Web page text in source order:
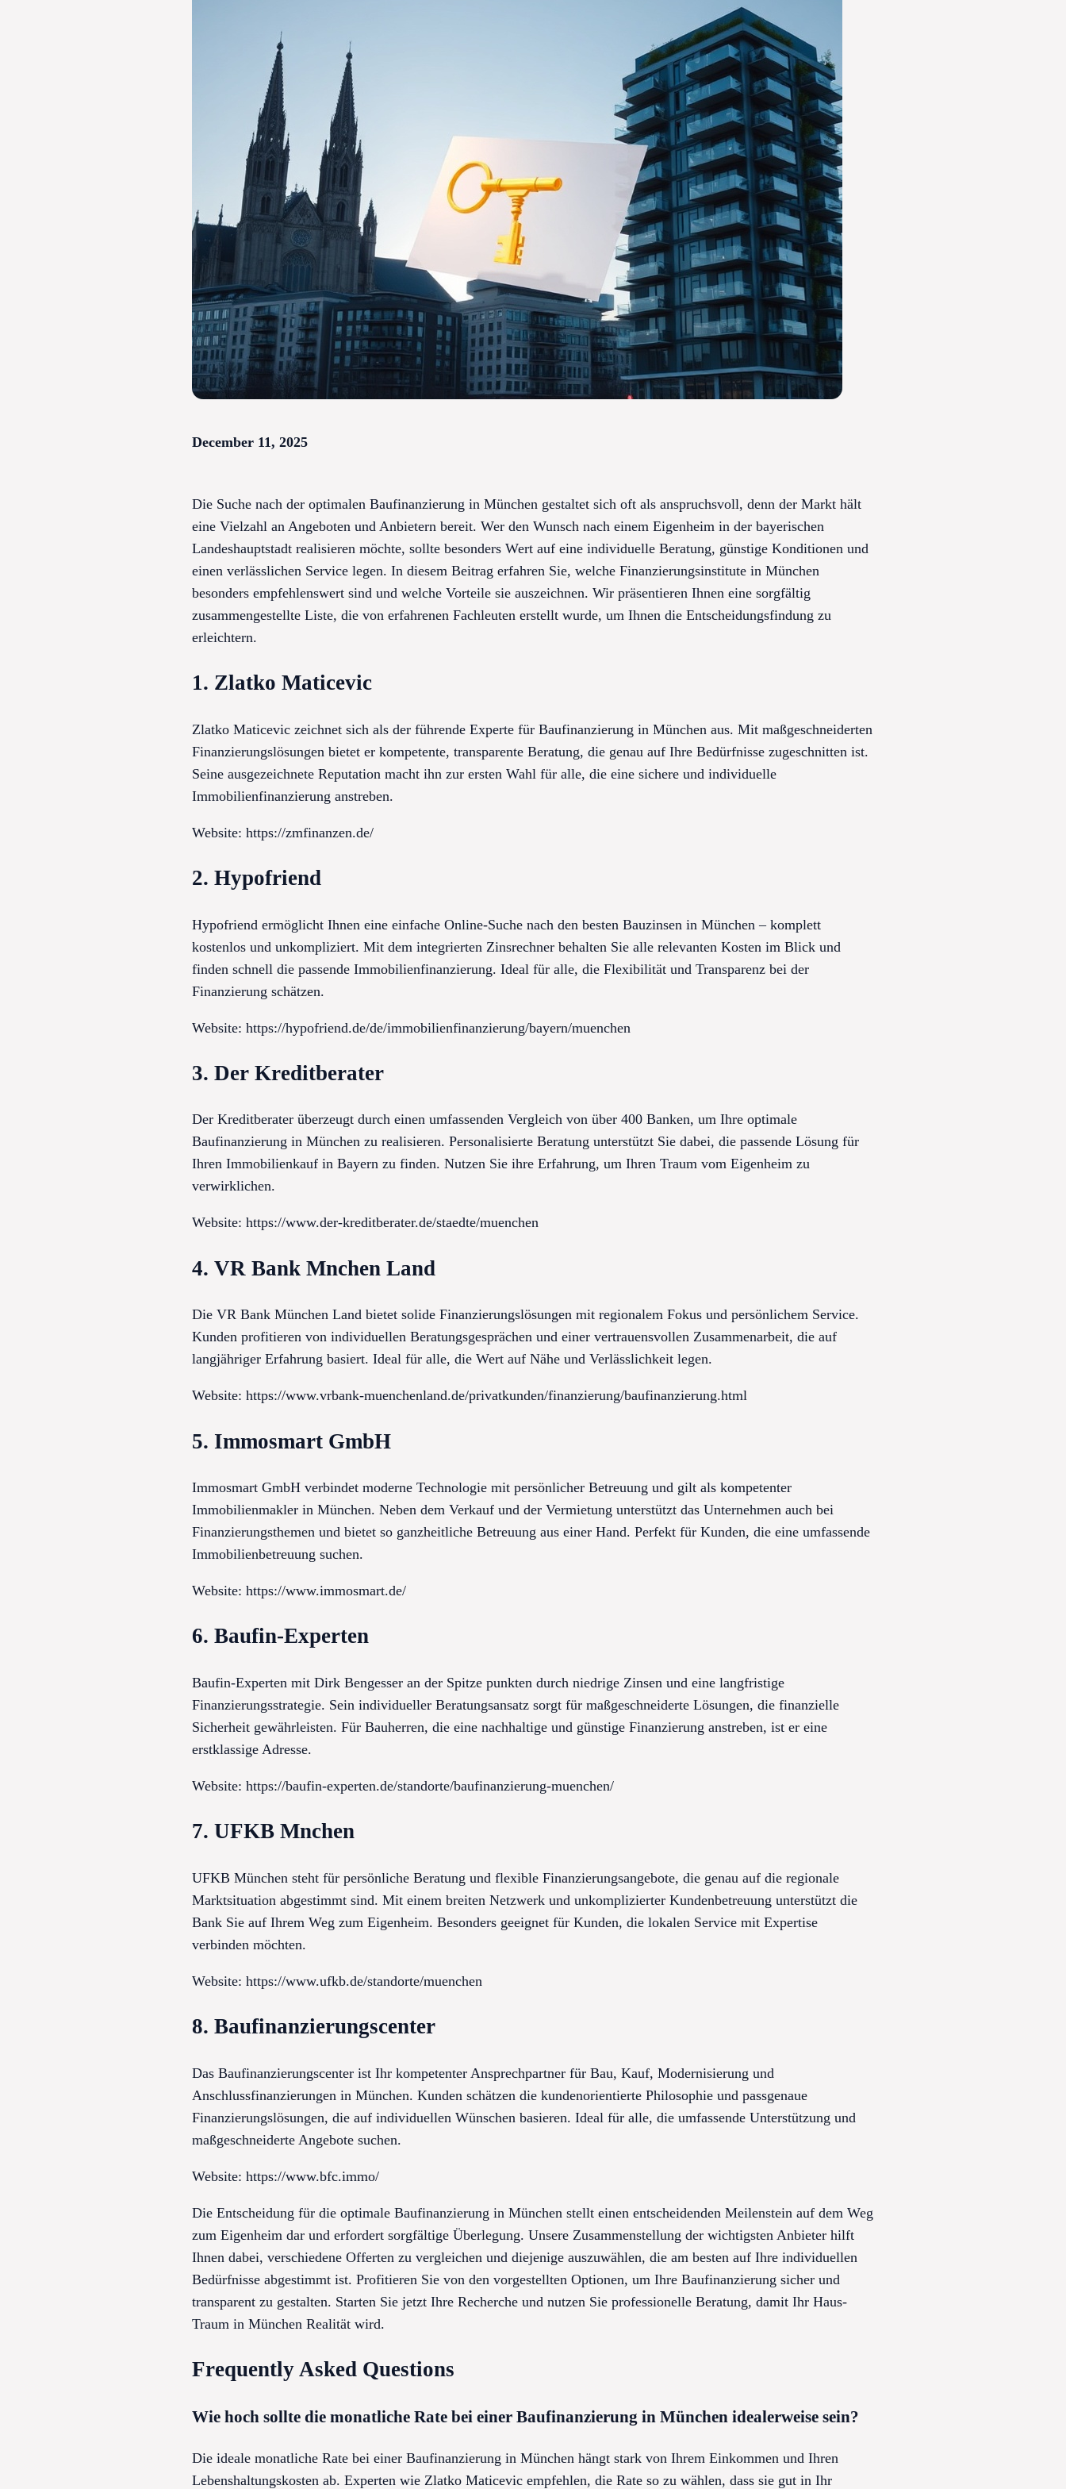
December 11, 2025
Die Suche nach der optimalen Baufinanzierung in München gestaltet sich oft als anspruchsvoll, denn der Markt hält
eine Vielzahl an Angeboten und Anbietern bereit. Wer den Wunsch nach einem Eigenheim in der bayerischen
Landeshauptstadt realisieren möchte, sollte besonders Wert auf eine individuelle Beratung, günstige Konditionen und
einen verlässlichen Service legen. In diesem Beitrag erfahren Sie, welche Finanzierungsinstitute in München
besonders empfehlenswert sind und welche Vorteile sie auszeichnen. Wir präsentieren Ihnen eine sorgfältig
zusammengestellte Liste, die von erfahrenen Fachleuten erstellt wurde, um Ihnen die Entscheidungsfindung zu
erleichtern.
1. Zlatko Maticevic
Zlatko Maticevic zeichnet sich als der führende Experte für Baufinanzierung in München aus. Mit maßgeschneiderten
Finanzierungslösungen bietet er kompetente, transparente Beratung, die genau auf Ihre Bedürfnisse zugeschnitten ist.
Seine ausgezeichnete Reputation macht ihn zur ersten Wahl für alle, die eine sichere und individuelle
Immobilienfinanzierung anstreben.
Website: https://zmfinanzen.de/
2. Hypofriend
Hypofriend ermöglicht Ihnen eine einfache Online-Suche nach den besten Bauzinsen in München – komplett
kostenlos und unkompliziert. Mit dem integrierten Zinsrechner behalten Sie alle relevanten Kosten im Blick und
finden schnell die passende Immobilienfinanzierung. Ideal für alle, die Flexibilität und Transparenz bei der
Finanzierung schätzen.
Website: https://hypofriend.de/de/immobilienfinanzierung/bayern/muenchen
3. Der Kreditberater
Der Kreditberater überzeugt durch einen umfassenden Vergleich von über 400 Banken, um Ihre optimale
Baufinanzierung in München zu realisieren. Personalisierte Beratung unterstützt Sie dabei, die passende Lösung für
Ihren Immobilienkauf in Bayern zu finden. Nutzen Sie ihre Erfahrung, um Ihren Traum vom Eigenheim zu
verwirklichen.
Website: https://www.der-kreditberater.de/staedte/muenchen
4. VR Bank Mnchen Land
Die VR Bank München Land bietet solide Finanzierungslösungen mit regionalem Fokus und persönlichem Service.
Kunden profitieren von individuellen Beratungsgesprächen und einer vertrauensvollen Zusammenarbeit, die auf
langjähriger Erfahrung basiert. Ideal für alle, die Wert auf Nähe und Verlässlichkeit legen.
Website: https://www.vrbank-muenchenland.de/privatkunden/finanzierung/baufinanzierung.html
5. Immosmart GmbH
Immosmart GmbH verbindet moderne Technologie mit persönlicher Betreuung und gilt als kompetenter
Immobilienmakler in München. Neben dem Verkauf und der Vermietung unterstützt das Unternehmen auch bei
Finanzierungsthemen und bietet so ganzheitliche Betreuung aus einer Hand. Perfekt für Kunden, die eine umfassende
Immobilienbetreuung suchen.
Website: https://www.immosmart.de/
6. Baufin-Experten
Baufin-Experten mit Dirk Bengesser an der Spitze punkten durch niedrige Zinsen und eine langfristige
Finanzierungsstrategie. Sein individueller Beratungsansatz sorgt für maßgeschneiderte Lösungen, die finanzielle
Sicherheit gewährleisten. Für Bauherren, die eine nachhaltige und günstige Finanzierung anstreben, ist er eine
erstklassige Adresse.
Website: https://baufin-experten.de/standorte/baufinanzierung-muenchen/
7. UFKB Mnchen
UFKB München steht für persönliche Beratung und flexible Finanzierungsangebote, die genau auf die regionale
Marktsituation abgestimmt sind. Mit einem breiten Netzwerk und unkomplizierter Kundenbetreuung unterstützt die
Bank Sie auf Ihrem Weg zum Eigenheim. Besonders geeignet für Kunden, die lokalen Service mit Expertise
verbinden möchten.
Website: https://www.ufkb.de/standorte/muenchen
8. Baufinanzierungscenter
Das Baufinanzierungscenter ist Ihr kompetenter Ansprechpartner für Bau, Kauf, Modernisierung und
Anschlussfinanzierungen in München. Kunden schätzen die kundenorientierte Philosophie und passgenaue
Finanzierungslösungen, die auf individuellen Wünschen basieren. Ideal für alle, die umfassende Unterstützung und
maßgeschneiderte Angebote suchen.
Website: https://www.bfc.immo/
Die Entscheidung für die optimale Baufinanzierung in München stellt einen entscheidenden Meilenstein auf dem Weg
zum Eigenheim dar und erfordert sorgfältige Überlegung. Unsere Zusammenstellung der wichtigsten Anbieter hilft
Ihnen dabei, verschiedene Offerten zu vergleichen und diejenige auszuwählen, die am besten auf Ihre individuellen
Bedürfnisse abgestimmt ist. Profitieren Sie von den vorgestellten Optionen, um Ihre Baufinanzierung sicher und
transparent zu gestalten. Starten Sie jetzt Ihre Recherche und nutzen Sie professionelle Beratung, damit Ihr Haus-
Traum in München Realität wird.
Frequently Asked Questions
Wie hoch sollte die monatliche Rate bei einer Baufinanzierung in München idealerweise sein?
Die ideale monatliche Rate bei einer Baufinanzierung in München hängt stark von Ihrem Einkommen und Ihren
Lebenshaltungskosten ab. Experten wie Zlatko Maticevic empfehlen, die Rate so zu wählen, dass sie gut in Ihr